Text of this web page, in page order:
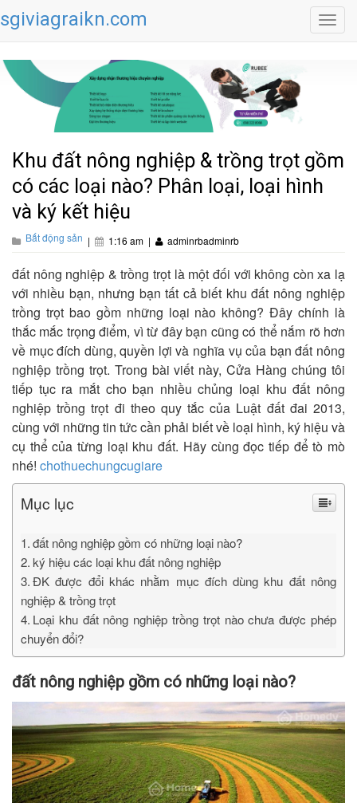
sgiviagraikn.com
Khu đất nông nghiệp & trồng trọt gồm
có các loại nào? Phân loại, loại hình
và ký kết hiệu
Bất động sản | 1:16 am | adminrbadminrb
đất nông nghiệp & trồng trọt là một đối với không còn xa lạ
với nhiều bạn, nhưng bạn tất cả biết khu đất nông nghiệp
trồng trọt bao gồm những loại nào không? Đây chính là
thắc mắc trọng điểm, vì từ đây bạn cũng có thể nắm rõ hơn
về mục đích dùng, quyền lợi và nghĩa vụ của bạn đất nông
nghiệp trồng trọt. Trong bài viết này, Cửa Hàng chúng tôi
tiếp tục ra mắt cho bạn nhiều chủng loại khu đất nông
nghiệp trồng trọt đi theo quy tắc của Luật đất đai 2013,
cùng với những tin tức cần phải biết về loại hình, ký hiệu và
cụ thể của từng loại khu đất. Hãy cùng đọc tiếp để tò mò
nhé! chothuechungcugiare
Mục lục
đất nông nghiệp gồm có những loại nào?
ký hiệu các loại khu đất nông nghiệp
ĐK được đổi khác nhằm mục đích dùng khu đất nông
nghiệp & trồng trọt
Loại khu đất nông nghiệp trồng trọt nào chưa được phép
chuyển đổi?
đất nông nghiệp gồm có những loại nào?